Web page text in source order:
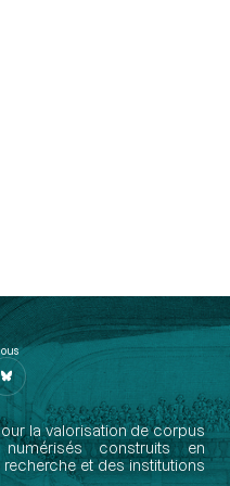
la valorisation de corpus
construits en
et des institutions